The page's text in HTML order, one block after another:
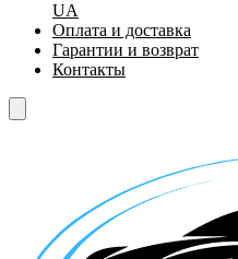
UA
Оплата и доставка
Гарантии и возврат
Контакты